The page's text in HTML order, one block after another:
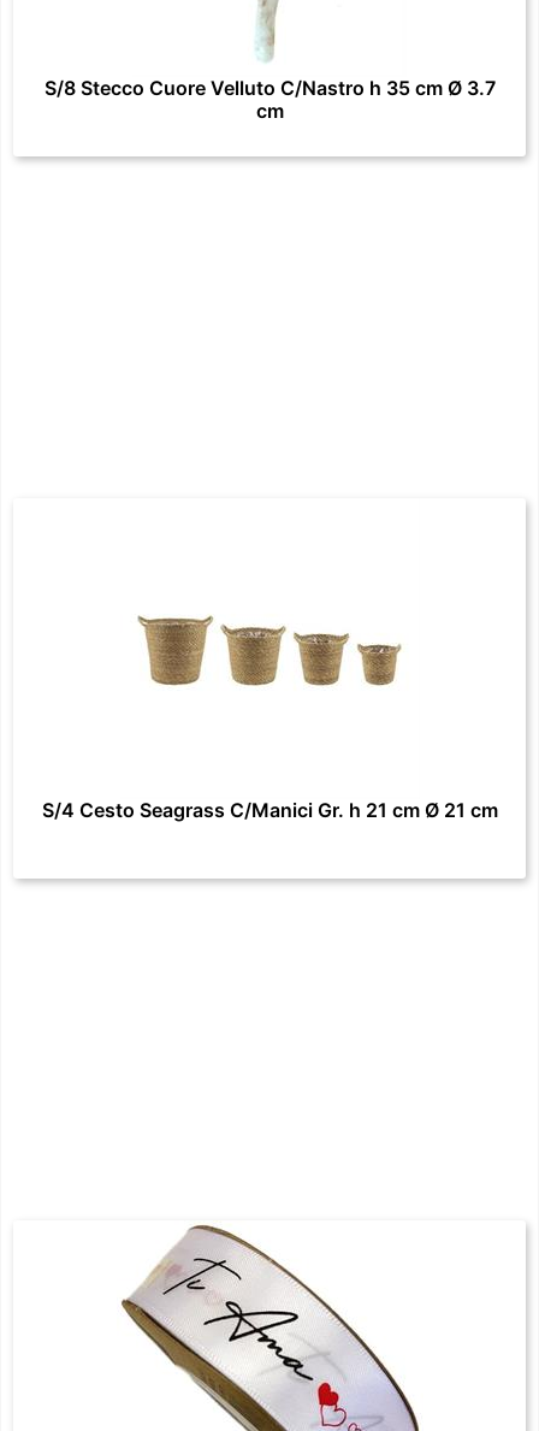
S/8 Stecco Cuore Velluto C/Nastro h 35 cm Ø 3.7
cm
S/4 Cesto Seagrass C/Manici Gr. h 21 cm Ø 21 cm